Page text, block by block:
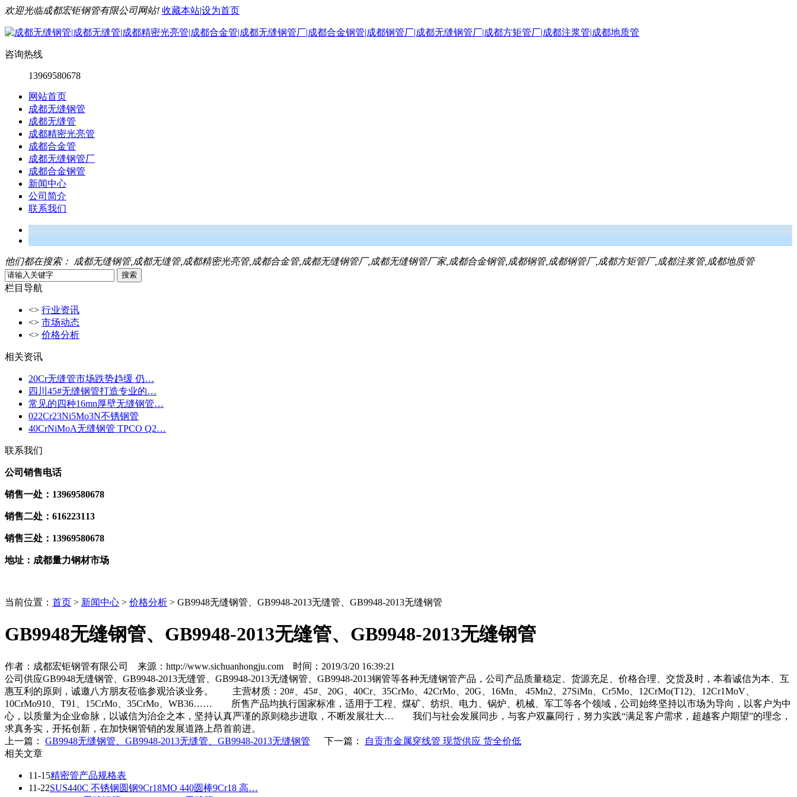
欢迎光临成都宏钜钢管有限公司网站! 收藏本站|设为首页
咨询热线
13969580678
网站首页
成都无缝钢管
成都无缝管
成都精密光亮管
成都合金管
成都无缝钢管厂
成都合金钢管
新闻中心
公司简介
联系我们
他们都在搜索： 成都无缝钢管,成都无缝管,成都精密光亮管,成都合金管,成都无缝钢管厂,成都无缝钢管厂家,成都合金钢管,成都钢管,成都钢管厂,成都方矩管厂,成都注浆管,成都地质管
栏目导航
<> 行业资讯
<> 市场动态
<> 价格分析
相关资讯
20Cr无缝管市场跌势趋缓 仍…
四川45#无缝钢管打造专业的…
常见的四种16mn厚壁无缝钢管…
022Cr23Ni5Mo3N不锈钢管
40CrNiMoA无缝钢管 TPCO Q2…
联系我们
公司销售电话
销售一处：13969580678
销售二处：616223113
销售三处：13969580678
地址：成都量力钢材市场
当前位置： 首页 > 新闻中心 > 价格分析 > GB9948无缝钢管、GB9948-2013无缝管、GB9948-2013无缝钢管
GB9948无缝钢管、GB9948-2013无缝管、GB9948-2013无缝钢管
作者：成都宏钜钢管有限公司 来源：http://www.sichuanhongju.com 时间：2019/3/20 16:39:21
公司供应GB9948无缝钢管、GB9948-2013无缝管、GB9948-2013无缝钢管、GB9948-2013钢管等各种无缝钢管产品，公司产品质量稳定、货源充足、价格合理、交货及时，本着诚信为本、互
惠互利的原则，诚邀八方朋友莅临参观洽谈业务。 主营材质：20#、45#、20G、40Cr、35CrMo、42CrMo、20G、16Mn、 45Mn2、27SiMn、Cr5Mo、12CrMo(T12)、12Cr1MoV、
10CrMo910、T91、15CrMo、35CrMo、WB36…… 所售产品均执行国家标准，适用于工程、煤矿、纺织、电力、锅炉、机械、军工等各个领域，公司始终坚持以市场为导向，以客户为中
心，以质量为企业命脉，以诚信为治企之本，坚持认真严谨的原则稳步进取，不断发展壮大… 我们与社会发展同步，与客户双赢同行，努力实践“满足客户需求，超越客户期望”的理念，
求真务实，开拓创新，在加快钢管销的发展道路上昂首前进。
上一篇： GB9948无缝钢管、GB9948-2013无缝管、GB9948-2013无缝钢管 下一篇：
自贡市金属穿线管 现货供应 货全价低
相关文章
11-15精密管产品规格表
11-22SUS440C 不锈钢圆钢9Cr18MO 440圆棒9Cr18 高…